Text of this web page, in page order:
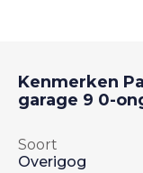
Kenmerken
garage 9 0-
Soort
Overigog